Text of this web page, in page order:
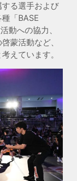
る選手および
「BASE
動への協力、
蒙活動など、
えています。